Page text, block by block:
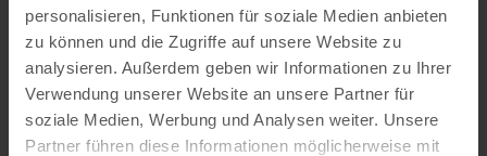
personalisieren, Funktionen für soziale Medien anbieten
zu können und die Zugriffe auf unsere Website zu
analysieren. Außerdem geben wir Informationen zu Ihrer
Verwendung unserer Website an unsere Partner für
soziale Medien, Werbung und Analysen weiter. Unsere
Partner führen diese Informationen möglicherweise mit